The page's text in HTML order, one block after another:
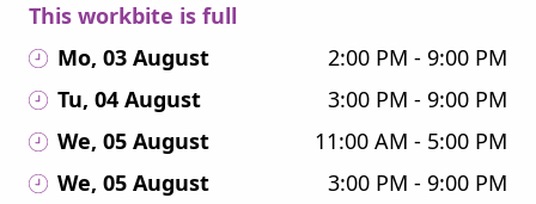
This workbite is full
Mo, 03 August
2:00 PM - 9:00 PM
Tu, 04 August
3:00 PM - 9:00 PM
We, 05 August
11:00 AM - 5:00 PM
We, 05 August
3:00 PM - 9:00 PM